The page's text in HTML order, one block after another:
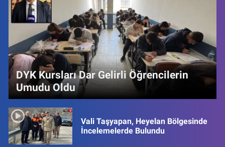
DYK Kursları Dar Gelirli Öğrencilerin
Umudu Oldu
Vali Taşyapan, Heyelan Bölgesinde
İncelemelerde Bulundu